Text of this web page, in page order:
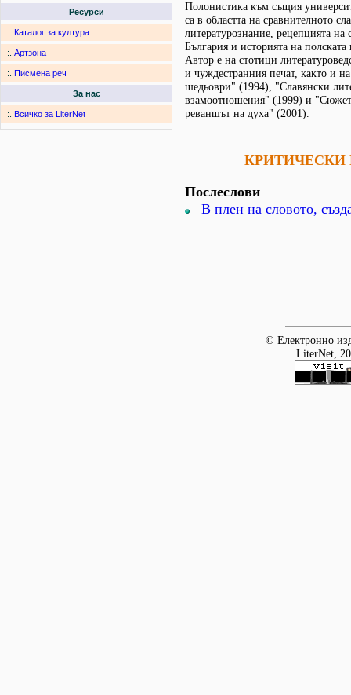
Ресурси
:. Каталог за култура
:. Артзона
:. Писмена реч
За нас
:. Всичко за LiterNet
Полонистика към същия
са в областта на сравнителното
литературознание, рецепцията на
България и историята на
Автор е на стотици
и чуждестранния печат, както и
шедьоври" (1994), "Славянски
взамоотношения" (1999) и
реваншът на духа" (2001).
КРИТИЧЕСКИ
Послеслови
В плен на словото,
© Електронно
LiterNet,